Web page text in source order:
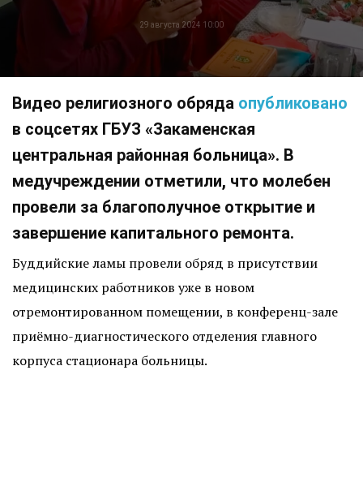
29 августа 2024 10:00
Видео религиозного обряда опубликовано
в соцсетях ГБУЗ «Закаменская
центральная районная больница». В
медучреждении отметили, что молебен
провели за благополучное открытие и
завершение капитального ремонта.
Буддийские ламы провели обряд в присутствии
медицинских работников уже в новом
отремонтированном помещении, в конференц-зале
приёмно-диагностического отделения главного
корпуса стационара больницы.